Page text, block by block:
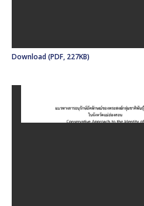
Download (PDF, 227KB)